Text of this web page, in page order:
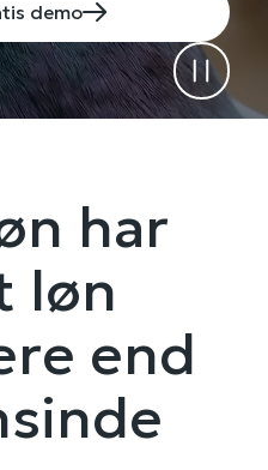
demo
Pause
har
løn
end